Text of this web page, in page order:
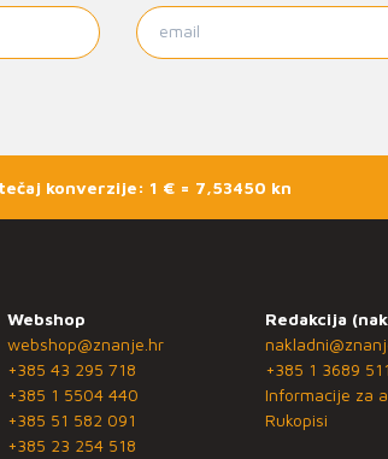
konverzije: 1 € = 7,53450 kn
Webshop
webshop@znanje.hr
+385 43 295 718
+385 1 5504 440
+385 51 582 091
+385 23 254 518
Redakcija
+385 1 3689 511
Informacije za
Rukopisi